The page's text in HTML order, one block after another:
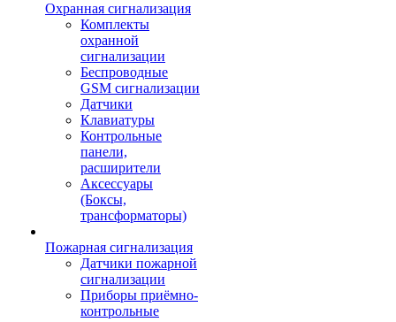
Охранная сигнализация
Комплекты
охранной
сигнализации
Беспроводные
GSM сигнализации
Датчики
Клавиатуры
Контрольные
панели,
расширители
Аксессуары
(Боксы,
трансформаторы)
Пожарная сигнализация
Датчики пожарной
сигнализации
Приборы приёмно-
контрольные